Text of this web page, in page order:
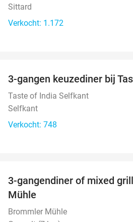
Sittard
Verkocht: 1.172
3-gangen keuzediner bij
Taste of India Selfkant
Selfkant
Verkocht: 748
3-gangendiner of mixed
Mühle
Brommler Mühle